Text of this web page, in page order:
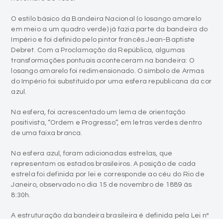
Debret. Com a Proclamação da República, algumas
transformações pontuais aconteceram na bandeira: O
losango amarelo foi redimensionado. O símbolo de Armas
do Império foi substituído por uma esfera republicana da cor
azul.
Na esfera, foi acrescentado um lema de orientação
positivista, “Ordem e Progresso”, em letras verdes dentro
Na esfera azul, foram adicionadas estrelas, que
representam os estados brasileiros. A posição de cada
Janeiro, observado no dia 15 de novembro de 1889 às
8:30h.
A estruturação da bandeira brasileira é definida pela Lei nº
5.700 de 1º de setembro de 1971, que determina questões
detalhes obrigatórios na composição da Bandeira